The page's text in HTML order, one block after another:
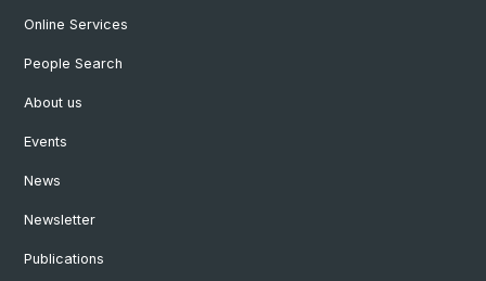
Online Services
People Search
About us
Events
News
Newsletter
Publications